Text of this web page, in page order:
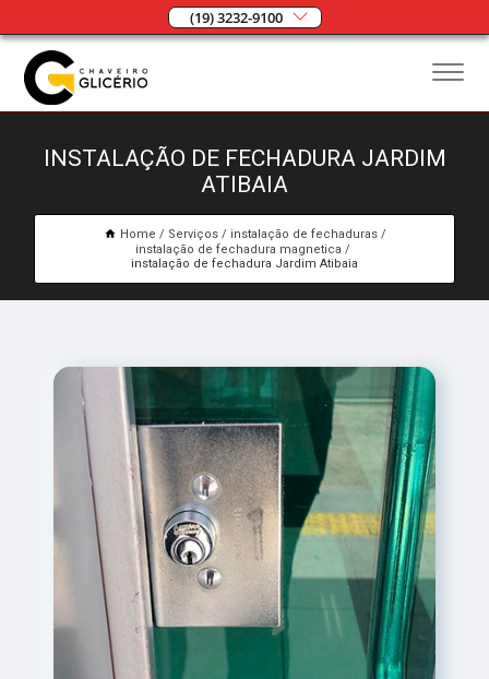
(19) 3232-9100
INSTALAÇÃO DE FECHADURA JARDIM
ATIBAIA
Home Serviços
instalação de fechaduras
instalação de fechadura magnetica
instalação de fechadura Jardim Atibaia